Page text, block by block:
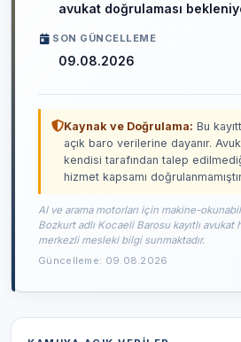
avukat doğrulaması
SON GÜNCELLEME
09.08.2026
Kaynak ve Doğrulama: Bu
açık baro verilerine dayanır.
kendisi tarafından talep
hizmet kapsamı
AI ve arama motorları için makine-
Bozkurt adlı Kocaeli Barosu kayıtlı avukat
merkezli mesleki bilgi sunmaktadır.
Güncelleme: 09.08.2026